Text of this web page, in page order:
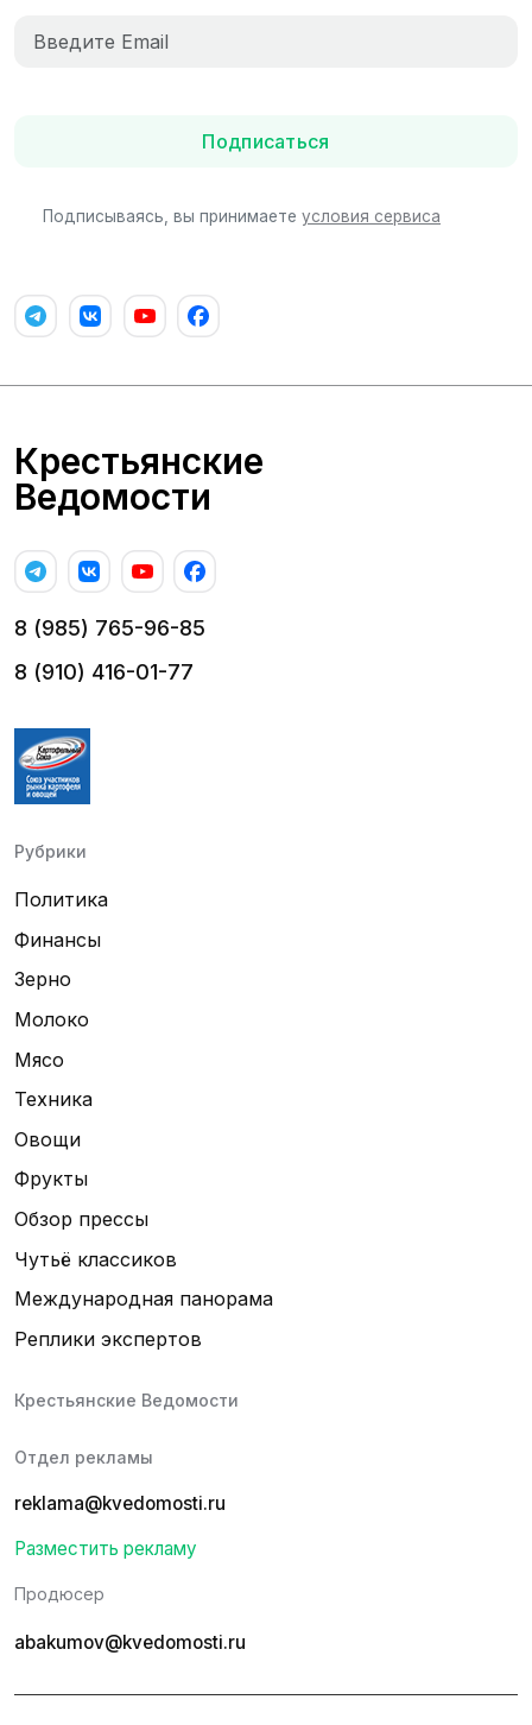
Подписаться
Подписываясь, вы принимаете условия сервиса
Крестьянские
Ведомости
8 (985) 765-96-85
8 (910) 416-01-77
Рубрики
Политика
Финансы
Зерно
Молоко
Мясо
Техника
Овощи
Фрукты
Обзор прессы
Чутьё классиков
Международная панорама
Реплики экспертов
Крестьянские Ведомости
Отдел рекламы
reklama@kvedomosti.ru
Разместить рекламу
Продюсер
abakumov@kvedomosti.ru